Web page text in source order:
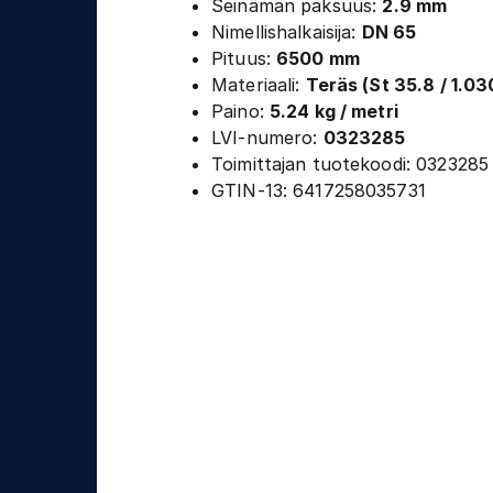
Seinämän paksuus: 2.9 mm
Nimellishalkaisija: DN 65
Pituus: 6500 mm
Materiaali: Teräs (St 35.8 /
Paino: 5.24 kg / metri
LVI-numero: 0323285
Toimittajan tuotekoodi: 0323285
GTIN-13: 6417258035731